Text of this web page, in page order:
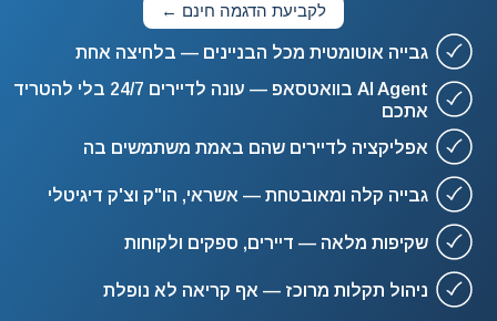
גבייה אוטומטית מכל הבניינים — בלחיצה אחת
AI Agent בוואטסאפ — עונה לדיירים 24/7 בלי להטריד
אתכם
אפליקציה לדיירים שהם באמת משתמשים בה
גבייה קלה ומאובטחת — אשראי, הו"ק וצ'ק דיגיטלי
שקיפות מלאה — דיירים, ספקים ולקוחות
ניהול תקלות מרוכז — אף קריאה לא נופלת
לקביעת הדגמה חינם ←